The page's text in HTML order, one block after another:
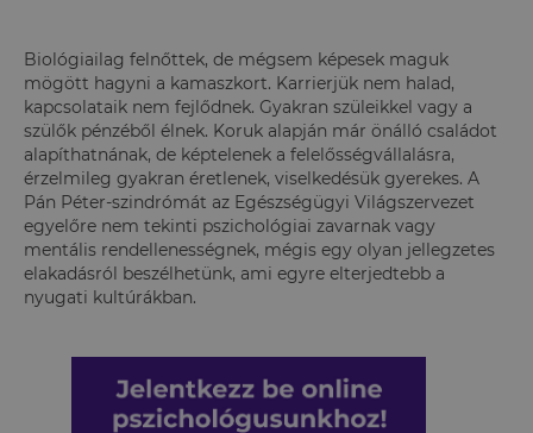
Biológiailag felnőttek, de mégsem képesek maguk
mögött hagyni a kamaszkort. Karrierjük nem halad,
kapcsolataik nem fejlődnek. Gyakran szüleikkel vagy a
szülők pénzéből élnek. Koruk alapján már önálló családot
alapíthatnának, de képtelenek a felelősségvállalásra,
érzelmileg gyakran éretlenek, viselkedésük gyerekes. A
Pán Péter-szindrómát az Egészségügyi Világszervezet
egyelőre nem tekinti pszichológiai zavarnak vagy
mentális rendellenességnek, mégis egy olyan jellegzetes
elakadásról beszélhetünk, ami egyre elterjedtebb a
nyugati kultúrákban.